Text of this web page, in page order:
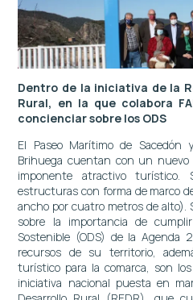
Dentro de la iniciativa de la
Rural, en la que colabora
concienciar sobre los ODS
El Paseo Marítimo de Sacedón
Brihuega cuentan con un
imponente atractivo
estructuras con forma de marco
ancho por cuatro metros de alto).
sobre la importancia de
Sostenible (ODS) de la Agenda
recursos de su territorio,
turístico para la comarca, son
iniciativa nacional puesta en